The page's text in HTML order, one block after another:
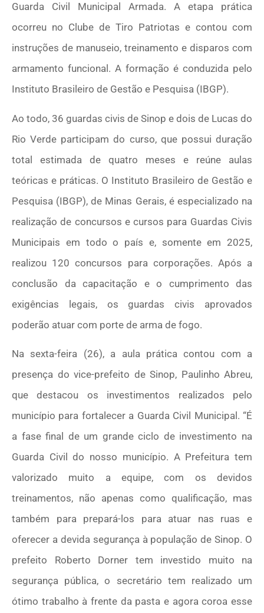
Guarda Civil Municipal Armada. A etapa prática
ocorreu no Clube de Tiro Patriotas e contou com
instruções de manuseio, treinamento e disparos com
armamento funcional. A formação é conduzida pelo
Instituto Brasileiro de Gestão e Pesquisa (IBGP).
Ao todo, 36 guardas civis de Sinop e dois de Lucas do
Rio Verde participam do curso, que possui duração
total estimada de quatro meses e reúne aulas
teóricas e práticas. O Instituto Brasileiro de Gestão e
Pesquisa (IBGP), de Minas Gerais, é especializado na
realização de concursos e cursos para Guardas Civis
Municipais em todo o país e, somente em 2025,
realizou 120 concursos para corporações. Após a
conclusão da capacitação e o cumprimento das
exigências legais, os guardas civis aprovados
poderão atuar com porte de arma de fogo.
Na sexta-feira (26), a aula prática contou com a
presença do vice-prefeito de Sinop, Paulinho Abreu,
que destacou os investimentos realizados pelo
município para fortalecer a Guarda Civil Municipal. “É
a fase final de um grande ciclo de investimento na
Guarda Civil do nosso município. A Prefeitura tem
valorizado muito a equipe, com os devidos
treinamentos, não apenas como qualificação, mas
também para prepará-los para atuar nas ruas e
oferecer a devida segurança à população de Sinop. O
prefeito Roberto Dorner tem investido muito na
segurança pública, o secretário tem realizado um
ótimo trabalho à frente da pasta e agora coroa esse